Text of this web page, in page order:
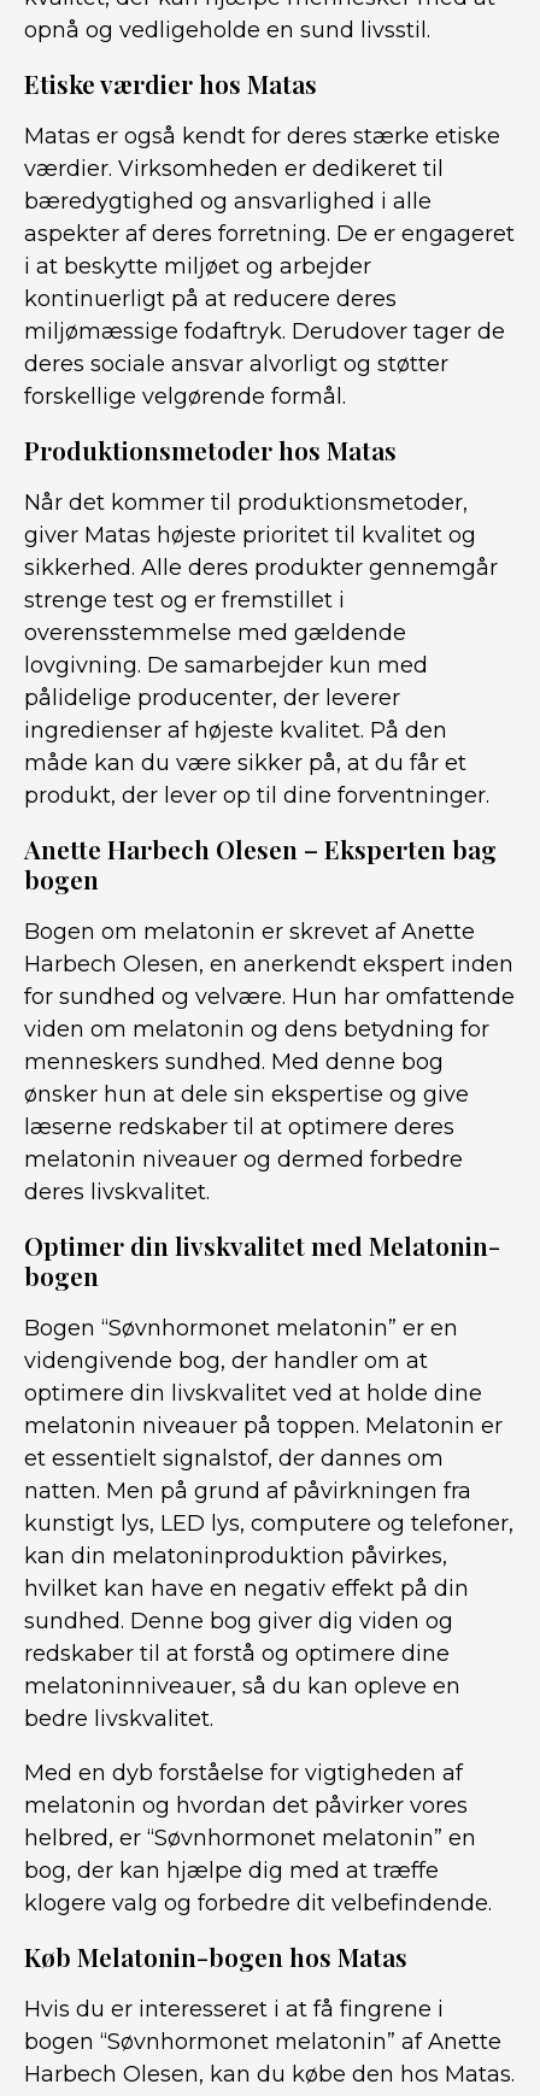
opnå og vedligeholde en sund livsstil.
Etiske værdier hos Matas
Matas er også kendt for deres stærke etiske
værdier. Virksomheden er dedikeret til
bæredygtighed og ansvarlighed i alle
aspekter af deres forretning. De er engageret
i at beskytte miljøet og arbejder
kontinuerligt på at reducere deres
miljømæssige fodaftryk. Derudover tager de
deres sociale ansvar alvorligt og støtter
forskellige velgørende formål.
Produktionsmetoder hos Matas
Når det kommer til produktionsmetoder,
giver Matas højeste prioritet til kvalitet og
sikkerhed. Alle deres produkter gennemgår
strenge test og er fremstillet i
overensstemmelse med gældende
lovgivning. De samarbejder kun med
pålidelige producenter, der leverer
ingredienser af højeste kvalitet. På den
måde kan du være sikker på, at du får et
produkt, der lever op til dine forventninger.
Anette Harbech Olesen – Eksperten bag
bogen
Bogen om melatonin er skrevet af Anette
Harbech Olesen, en anerkendt ekspert inden
for sundhed og velvære. Hun har omfattende
viden om melatonin og dens betydning for
menneskers sundhed. Med denne bog
ønsker hun at dele sin ekspertise og give
læserne redskaber til at optimere deres
melatonin niveauer og dermed forbedre
deres livskvalitet.
Optimer din livskvalitet med Melatonin-
bogen
Bogen “Søvnhormonet melatonin” er en
videngivende bog, der handler om at
optimere din livskvalitet ved at holde dine
melatonin niveauer på toppen. Melatonin er
et essentielt signalstof, der dannes om
natten. Men på grund af påvirkningen fra
kunstigt lys, LED lys, computere og telefoner,
kan din melatoninproduktion påvirkes,
hvilket kan have en negativ effekt på din
sundhed. Denne bog giver dig viden og
redskaber til at forstå og optimere dine
melatoninniveauer, så du kan opleve en
bedre livskvalitet.
Med en dyb forståelse for vigtigheden af
melatonin og hvordan det påvirker vores
helbred, er “Søvnhormonet melatonin” en
bog, der kan hjælpe dig med at træffe
klogere valg og forbedre dit velbefindende.
Køb Melatonin-bogen hos Matas
Hvis du er interesseret i at få fingrene i
bogen “Søvnhormonet melatonin” af Anette
Harbech Olesen, kan du købe den hos Matas.